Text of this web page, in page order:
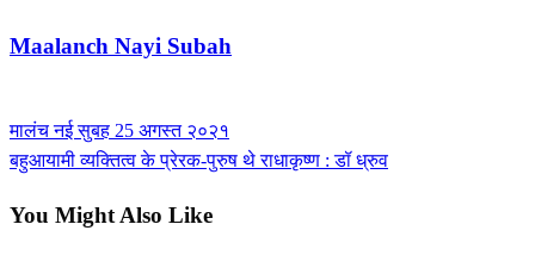
Maalanch Nayi Subah
Post
navigation
Previous
Post
मालंच नई सुबह 25 अगस्त २०२१
Next
बहुआयामी व्यक्तित्व के प्रेरक-पुरुष थे राधाकृष्ण : डॉ ध्रुव
You Might Also Like